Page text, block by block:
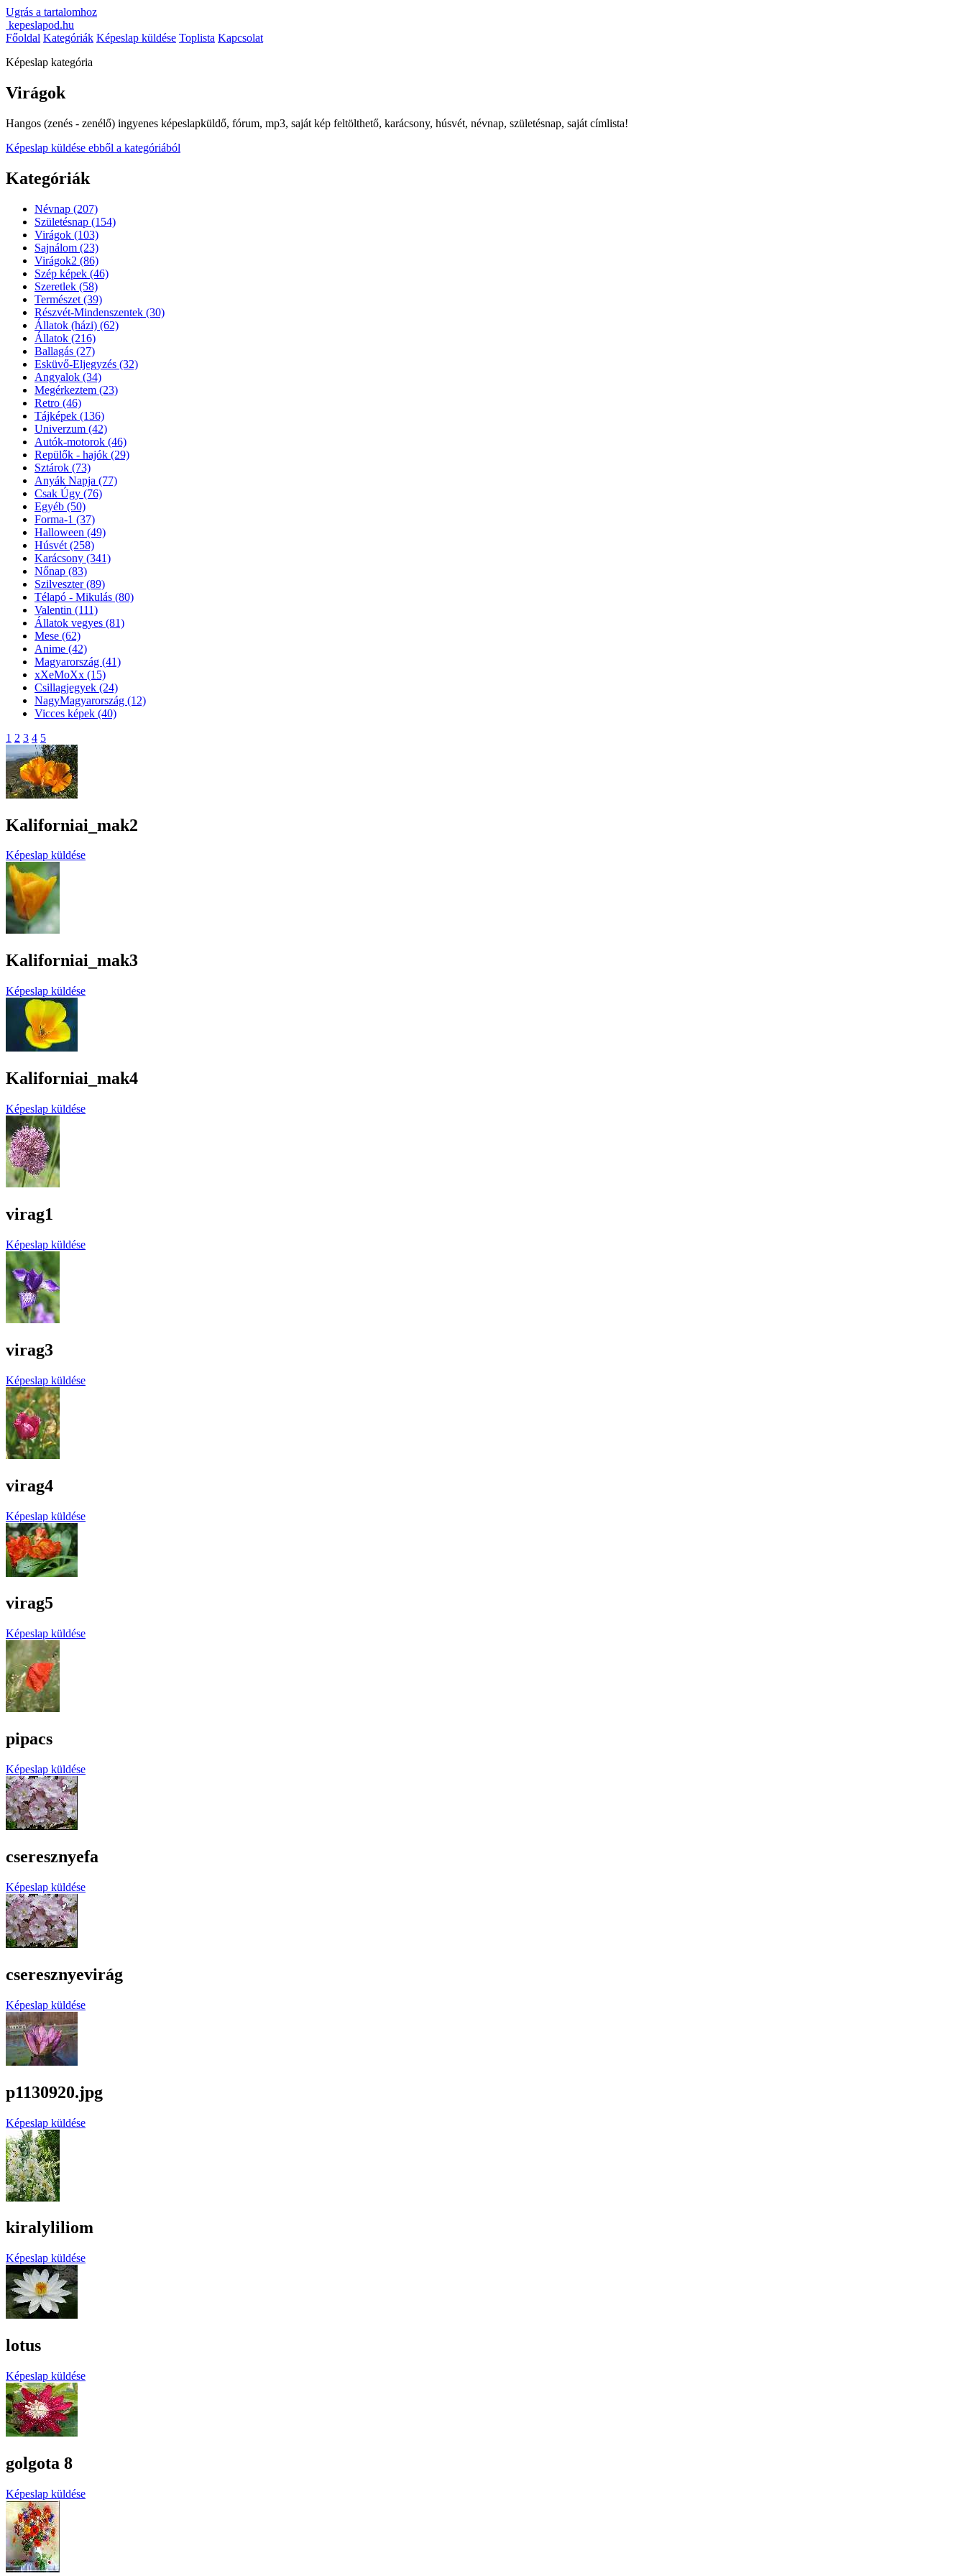
Ugrás a tartalomhoz
kepeslapod.hu
Főoldal Kategóriák Képeslap küldése Toplista Kapcsolat
Képeslap kategória
Virágok
Hangos (zenés - zenélő) ingyenes képeslapküldő, fórum, mp3, saját kép feltölthető, karácsony, húsvét, névnap, születésnap, saját címlista!
Képeslap küldése ebből a kategóriából
Kategóriák
Névnap (207)
Születésnap (154)
Virágok (103)
Sajnálom (23)
Virágok2 (86)
Szép képek (46)
Szeretlek (58)
Természet (39)
Részvét-Mindenszentek (30)
Állatok (házi) (62)
Állatok (216)
Ballagás (27)
Esküvő-Eljegyzés (32)
Angyalok (34)
Megérkeztem (23)
Retro (46)
Tájképek (136)
Univerzum (42)
Autók-motorok (46)
Repülők - hajók (29)
Sztárok (73)
Anyák Napja (77)
Csak Úgy (76)
Egyéb (50)
Forma-1 (37)
Halloween (49)
Húsvét (258)
Karácsony (341)
Nőnap (83)
Szilveszter(89)
Télapó - Mikulás (80)
Valentin (111)
Állatok vegyes (81)
Mese (62)
Anime (42)
Magyarország (41)
xXeMoXx (15)
Csillagjegyek (24)
NagyMagyarország (12)
Vicces képek (40)
1 2 3 4 5
Kaliforniai_mak2
Képeslap küldése
Kaliforniai_mak3
Képeslap küldése
Kaliforniai_mak4
Képeslap küldése
virag1
Képeslap küldése
virag3
Képeslap küldése
virag4
Képeslap küldése
virag5
Képeslap küldése
pipacs
Képeslap küldése
cseresznyefa
Képeslap küldése
cseresznyevirág
Képeslap küldése
p1130920.jpg
Képeslap küldése
kiralyliliom
Képeslap küldése
lotus
Képeslap küldése
golgota 8
Képeslap küldése